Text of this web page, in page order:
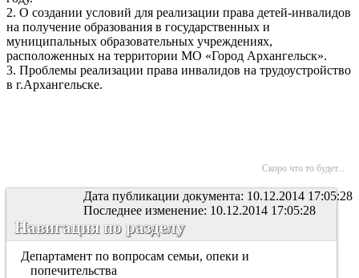
2. О создании условий для реализации права детей-инвалидов
на получение образования в государственных и
муниципальных образовательных учреждениях,
расположенных на территории МО «Город Архангельск».
3. Проблемы реализации права инвалидов на трудоустройство
в г.Архангельске.
Скоро что то будет...
Дата публикации документа: 10.12.2014 17:05:28
Последнее изменение: 10.12.2014 17:05:28
Навигация по разделу
Департамент по вопросам семьи, опеки и
попечительства